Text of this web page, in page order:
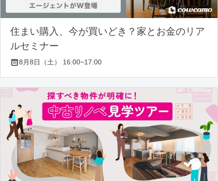
住まい購入、今が買いどき？家とお金のリア
ルセミナー
8月8日（土） 16:00~17:00